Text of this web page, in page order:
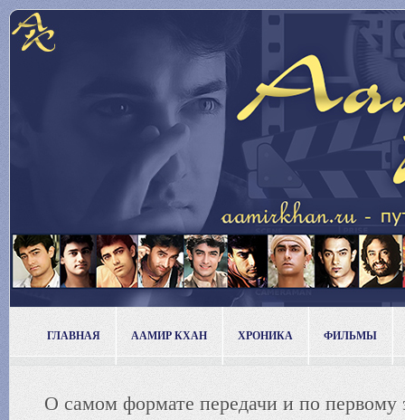
ГЛАВНАЯ ААМИР КХАН ХРОНИКА ФИЛЬМЫ
О самом формате передачи и по первому